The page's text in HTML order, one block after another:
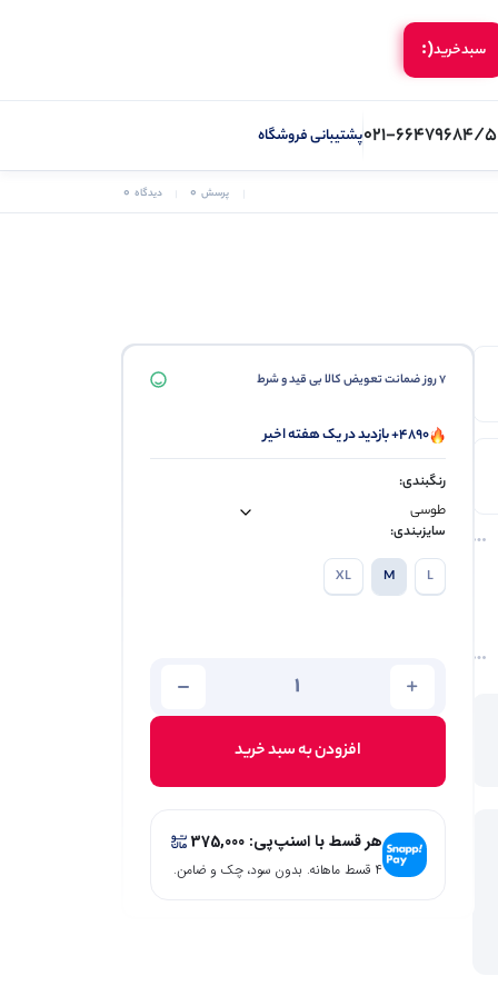
سبد‌خرید(:
021-66479684/5پشتیبانی فروشگاه
پرسش 0 دیدگاه 0
7 روز ضمانت تعویض کالا بی قید و شرط
4890+ بازدید در یک هفته اخیر
رنگبندی:
سایزبندی:
L
M
XL
افزودن به سبد خرید
هر قسط با اسنپ‌پی:375,000
۴ قسط ماهانه. بدون سود، چک و ضامن.